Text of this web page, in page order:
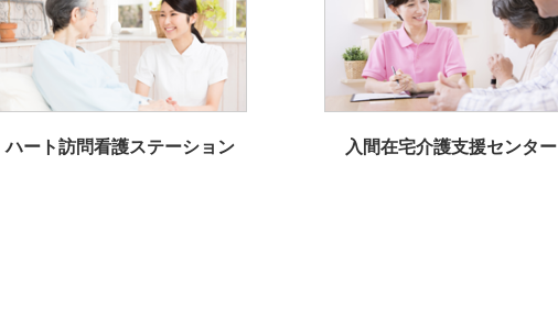
ハート訪問看護ステーション 入間在宅介護支援センター